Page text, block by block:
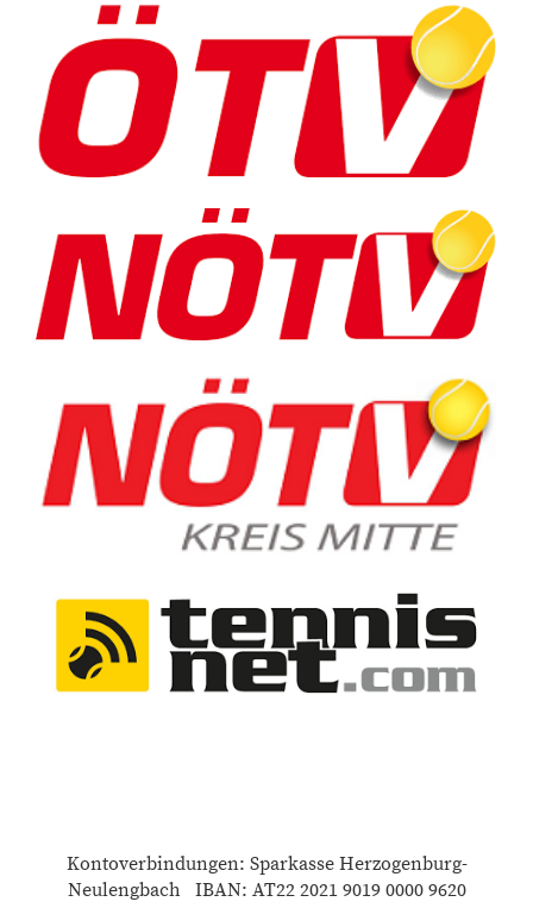
Kontoverbindungen: Sparkasse Herzogenburg-
Neulengbach IBAN: AT22 2021 9019 0000 9620